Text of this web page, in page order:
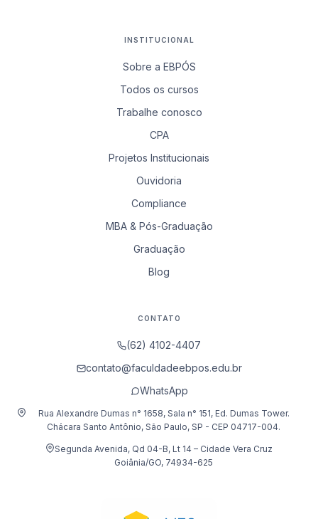
INSTITUCIONAL
Sobre a EBPÓS
Todos os cursos
Trabalhe conosco
CPA
Projetos Institucionais
Ouvidoria
Compliance
MBA & Pós-Graduação
Graduação
Blog
CONTATO
(62) 4102-4407
contato@faculdadeebpos.edu.br
WhatsApp
Rua Alexandre Dumas n° 1658, Sala n° 151, Ed. Dumas Tower.
Chácara Santo Antônio, São Paulo, SP - CEP 04717-004.
Segunda Avenida, Qd 04-B, Lt 14 – Cidade Vera Cruz
Goiânia/GO, 74934-625